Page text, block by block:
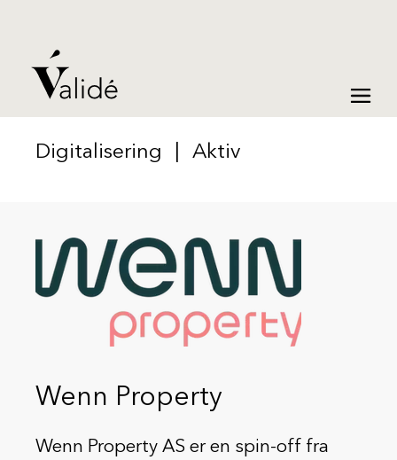
Digitalisering Aktiv
Wenn Property
Wenn Property AS er en spin-off fra